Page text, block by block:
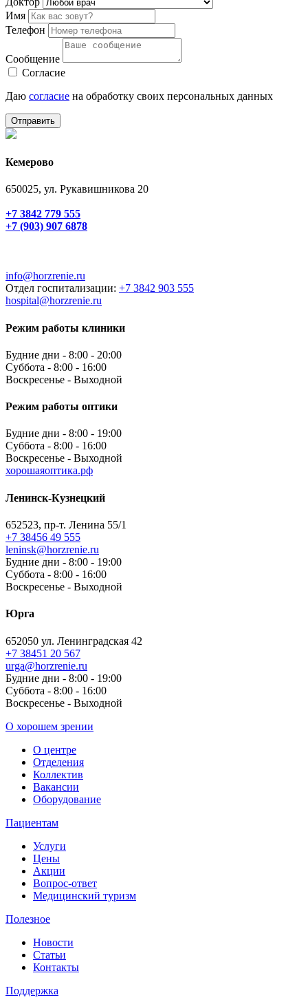
Имя
Телефон
Сообщение
Согласие
Даю согласие на обработку своих персональных данных
Отправить
Кемерово
650025, ул. Рукавишникова 20
+7 3842 779 555
+7 (903) 907 6878
info@horzrenie.ru
Отдел госпитализации: +7 3842 903 555
hospital@horzrenie.ru
Режим работы клиники
Будние дни - 8:00 - 20:00
Суббота - 8:00 - 16:00
Воскресенье - Выходной
Режим работы оптики
Будние дни - 8:00 - 19:00
Суббота - 8:00 - 16:00
Воскресенье - Выходной
хорошаяоптика.рф
Ленинск-Кузнецкий
652523, пр-т. Ленина 55/1
+7 38456 49 555
leninsk@horzrenie.ru
Будние дни - 8:00 - 19:00
Суббота - 8:00 - 16:00
Воскресенье - Выходной
Юрга
652050 ул. Ленинградская 42
+7 38451 20 567
urga@horzrenie.ru
Будние дни - 8:00 - 19:00
Суббота - 8:00 - 16:00
Воскресенье - Выходной
О хорошем зрении
О центре
Отделения
Коллектив
Вакансии
Оборудование
Пациентам
Услуги
Цены
Акции
Вопрос-ответ
Медицинский туризм
Полезное
Новости
Статьи
Контакты
Поддержка